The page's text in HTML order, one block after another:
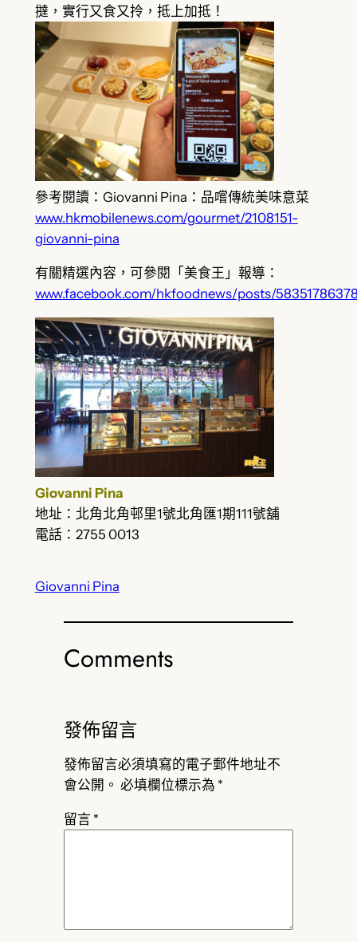
撻，實行又食又拎，抵上加抵！
參考閱讀：Giovanni Pina：品嚐傳統美味意菜
www.hkmobilenews.com/gourmet/2108151-
giovanni-pina
有關精選內容，可參閱「美食王」報導：
www.facebook.com/hkfoodnews/posts/
Giovanni Pina
地址：北角北角邨里1號北角匯1期111號舖
電話：2755 0013
Giovanni Pina
Comments
發佈留言
發佈留言必須填寫的電子郵件地址不
會公開。 必填欄位標示為 *
留言 *